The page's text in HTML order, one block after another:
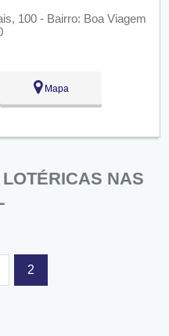
100 - Bairro: Boa Viagem
Mapa
NAS
2